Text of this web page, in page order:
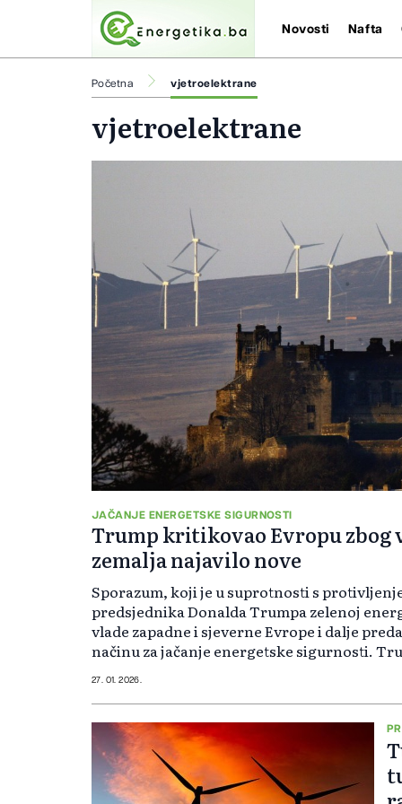
Novosti Nafta
Početna vjetroelektrane
vjetroelektrane
JAČANJE ENERGETSKE SIGURNOSTI
Trump kritikovao Evropu zbog
zemalja najavilo nove
Sporazum, koji je u suprotnosti s
predsjednika Donalda Trumpa zelenoj
vlade zapadne i sjeverne Evrope i dalje
načinu za jačanje energetske sigurnosti.
27. 01. 2026.